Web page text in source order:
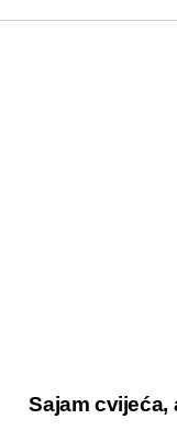
Sajam cvijeća,